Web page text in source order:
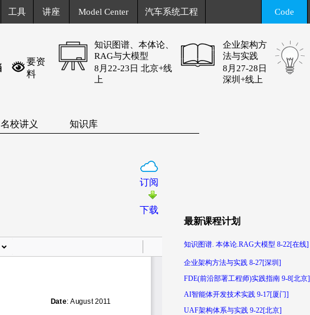
工具 讲座 Model Center 汽车系统工程 Code
要资
料
知识图谱、本体论、
RAG与大模型
8月22-23日 北京+线
上
企业架构方
法与实践
8月27-28日
深圳+线上
名校讲义 知识库
订阅
下载
最新课程计划
知识图谱. 本体论.RAG大模型 8-22[在线]
企业架构方法与实践 8-27[深圳]
FDE(前沿部署工程师)实践指南 9-8[北京]
AI智能体开发技术实践 9-17[厦门]
UAF架构体系与实践 9-22[北京]